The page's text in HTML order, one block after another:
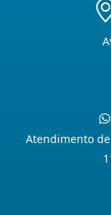
Atendimento